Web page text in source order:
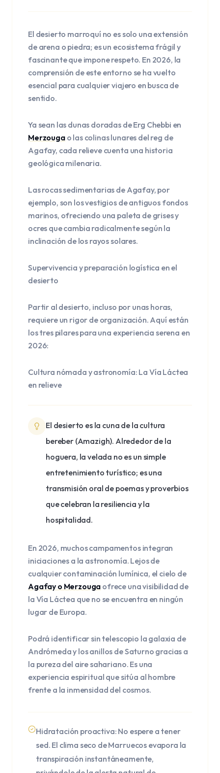
El desierto marroquí no es solo una extensión
de arena o piedra; es un ecosistema frágil y
fascinante que impone respeto. En 2026, la
comprensión de este entorno se ha vuelto
esencial para cualquier viajero en busca de
sentido.
Ya sean las dunas doradas de Erg Chebbi en
Merzougao las colinas lunares del reg de
Agafay, cada relieve cuenta una historia
geológica milenaria.
Las rocas sedimentarias de Agafay, por
ejemplo, son los vestigios de antiguos fondos
marinos, ofreciendo una paleta de grises y
ocres que cambia radicalmente según la
inclinación de los rayos solares.
Supervivencia y preparación logística en el
desierto
Partir al desierto, incluso por unas horas,
requiere un rigor de organización. Aquí están
los tres pilares para una experiencia serena en
2026:
Cultura nómada y astronomía: La Vía Láctea
en relieve
El desierto es la cuna de la cultura
bereber (Amazigh). Alrededor de la
hoguera, la velada no es un simple
entretenimiento turístico; es una
transmisión oral de poemas y proverbios
que celebran la resiliencia y la
hospitalidad.
En 2026, muchos campamentos integran
iniciaciones a la astronomía. Lejos de
cualquier contaminación lumínica, el cielo de
Agafay o Merzouga ofrece una visibilidad de
la Vía Láctea que no se encuentra en ningún
lugar de Europa.
Podrá identificar sin telescopio la galaxia de
Andrómeda y los anillos de Saturno gracias a
la pureza del aire sahariano. Es una
experiencia espiritual que sitúa al hombre
frente a la inmensidad del cosmos.
Hidratación proactiva: No espere a tener
sed. El clima seco de Marruecos evapora la
transpiración instantáneamente,